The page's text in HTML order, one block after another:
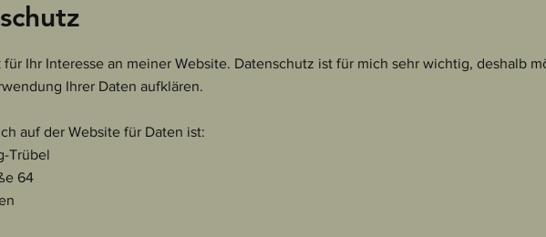
Ihr Interesse an meiner Website. Datenschutz ist für mich sehr wichtig, deshalb
Ihrer Daten aufklären.
auf der Website für Daten ist:
Trübel
64